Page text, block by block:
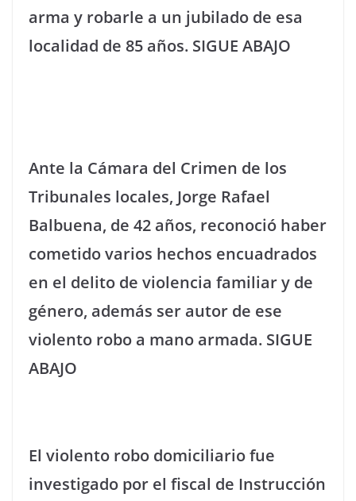
arma y robarle a un jubilado de esa
localidad de 85 años. SIGUE ABAJO
Ante la Cámara del Crimen de los
Tribunales locales, Jorge Rafael
Balbuena, de 42 años, reconoció haber
cometido varios hechos encuadrados
en el delito de violencia familiar y de
género, además ser autor de ese
violento robo a mano armada. SIGUE
ABAJO
El violento robo domiciliario fue
investigado por el fiscal de Instrucción